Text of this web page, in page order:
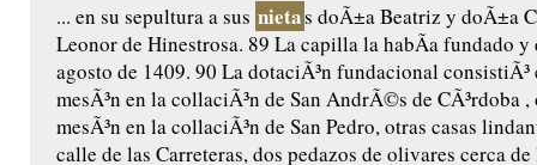
... en su sepultura a sus nietas doÃ±a Beatriz y doÃ±a
Leonor de Hinestrosa. 89 La capilla la habÃ­a fundado y
agosto de 1409. 90 La dotaciÃ³n fundacional consistiÃ³
mesÃ³n en la collaciÃ³n de San AndrÃ©s de CÃ³rdoba ,
mesÃ³n en la collaciÃ³n de San Pedro, otras casas
calle de las Carreteras, dos pedazos de olivares cerca